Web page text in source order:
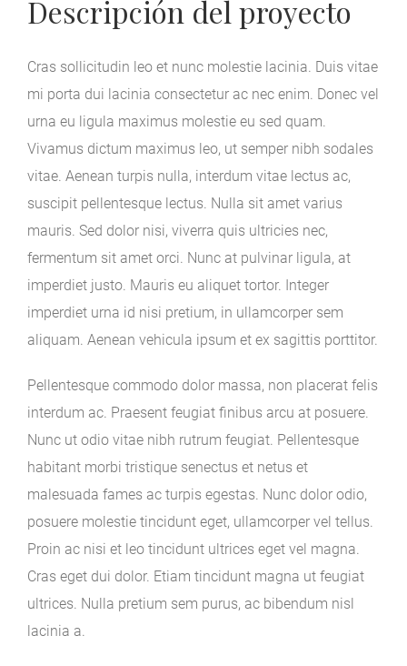
Descripción del proyecto
Cras sollicitudin leo et nunc molestie lacinia. Duis vitae
mi porta dui lacinia consectetur ac nec enim. Donec vel
urna eu ligula maximus molestie eu sed quam.
Vivamus dictum maximus leo, ut semper nibh sodales
vitae. Aenean turpis nulla, interdum vitae lectus ac,
suscipit pellentesque lectus. Nulla sit amet varius
mauris. Sed dolor nisi, viverra quis ultricies nec,
fermentum sit amet orci. Nunc at pulvinar ligula, at
imperdiet justo. Mauris eu aliquet tortor. Integer
imperdiet urna id nisi pretium, in ullamcorper sem
aliquam. Aenean vehicula ipsum et ex sagittis porttitor.
Pellentesque commodo dolor massa, non placerat felis
interdum ac. Praesent feugiat finibus arcu at posuere.
Nunc ut odio vitae nibh rutrum feugiat. Pellentesque
habitant morbi tristique senectus et netus et
malesuada fames ac turpis egestas. Nunc dolor odio,
posuere molestie tincidunt eget, ullamcorper vel tellus.
Proin ac nisi et leo tincidunt ultrices eget vel magna.
Cras eget dui dolor. Etiam tincidunt magna ut feugiat
ultrices. Nulla pretium sem purus, ac bibendum nisl
lacinia a.